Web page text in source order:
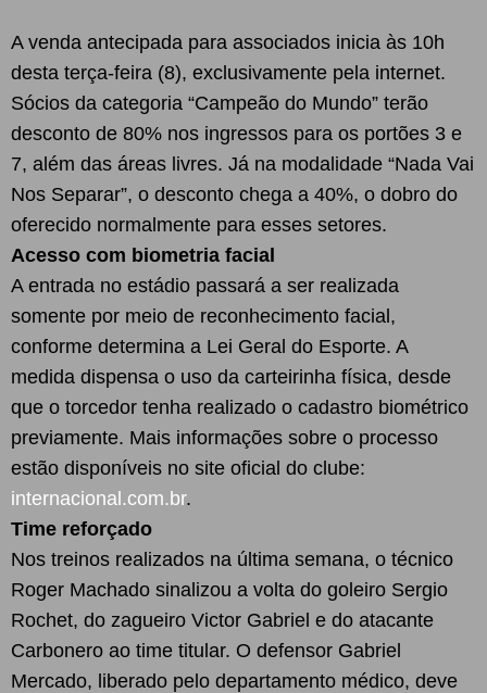
A venda antecipada para associados inicia às 10h
desta terça-feira (8), exclusivamente pela internet.
Sócios da categoria “Campeão do Mundo” terão
desconto de 80% nos ingressos para os portões 3 e
7, além das áreas livres. Já na modalidade “Nada Vai
Nos Separar”, o desconto chega a 40%, o dobro do
oferecido normalmente para esses setores.
Acesso com biometria facial
A entrada no estádio passará a ser realizada
somente por meio de reconhecimento facial,
conforme determina a Lei Geral do Esporte. A
medida dispensa o uso da carteirinha física, desde
que o torcedor tenha realizado o cadastro biométrico
previamente. Mais informações sobre o processo
estão disponíveis no site oficial do clube:
internacional.com.br.
Time reforçado
Nos treinos realizados na última semana, o técnico
Roger Machado sinalizou a volta do goleiro Sergio
Rochet, do zagueiro Victor Gabriel e do atacante
Carbonero ao time titular. O defensor Gabriel
Mercado, liberado pelo departamento médico, deve